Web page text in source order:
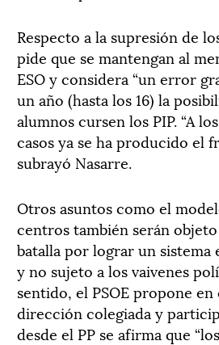
Respecto a la supresión de
pide que se mantengan al
ESO y considera “un error
un año (hasta los 16) la
alumnos cursen los PIP. “A
casos ya se ha producido el
subrayó Nasarre.
Otros asuntos como el
centros también serán
batalla por lograr un sistema
y no sujeto a los vaivenes
sentido, el PSOE propone
dirección colegiada y
desde el PP se afirma que